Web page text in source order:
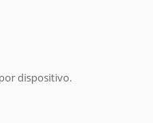
dispositivo.